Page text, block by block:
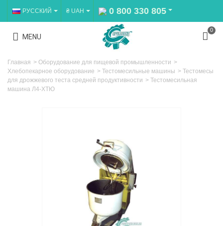
РУССКИЙ ₴ UAH 0 800 330 805
MENU
0
Главная > Оборудование для пищевой промышленности >
Хлебопекарное оборудование > Тестомесильные машины > Тестомесы
для дрожжевого теста средней продуктивности > Тестомесильная
машина Л4-ХТЮ